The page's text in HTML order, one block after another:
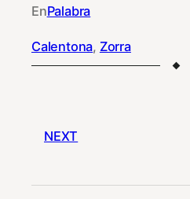
EnPalabra
Calentona, Zorra
NEXT